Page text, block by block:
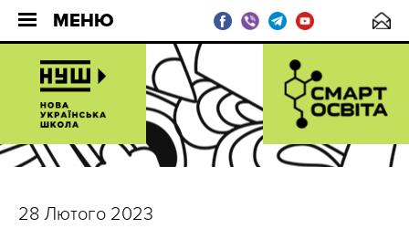
МЕНЮ
28 Лютого 2023